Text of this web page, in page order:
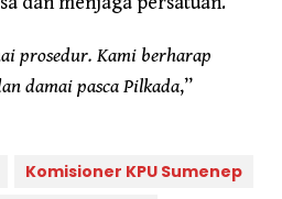
prosedur. Kami berharap
damai pasca Pilkada,”
Komisioner KPU Sumenep